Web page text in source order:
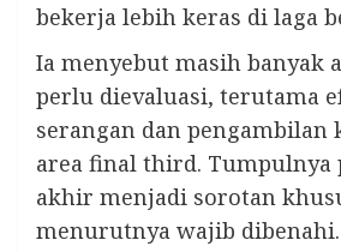
bekerja lebih keras di laga
Ia menyebut masih banyak
perlu dievaluasi, terutama
serangan dan pengambilan
area final third. Tumpulnya
akhir menjadi sorotan
menurutnya wajib dibenahi.